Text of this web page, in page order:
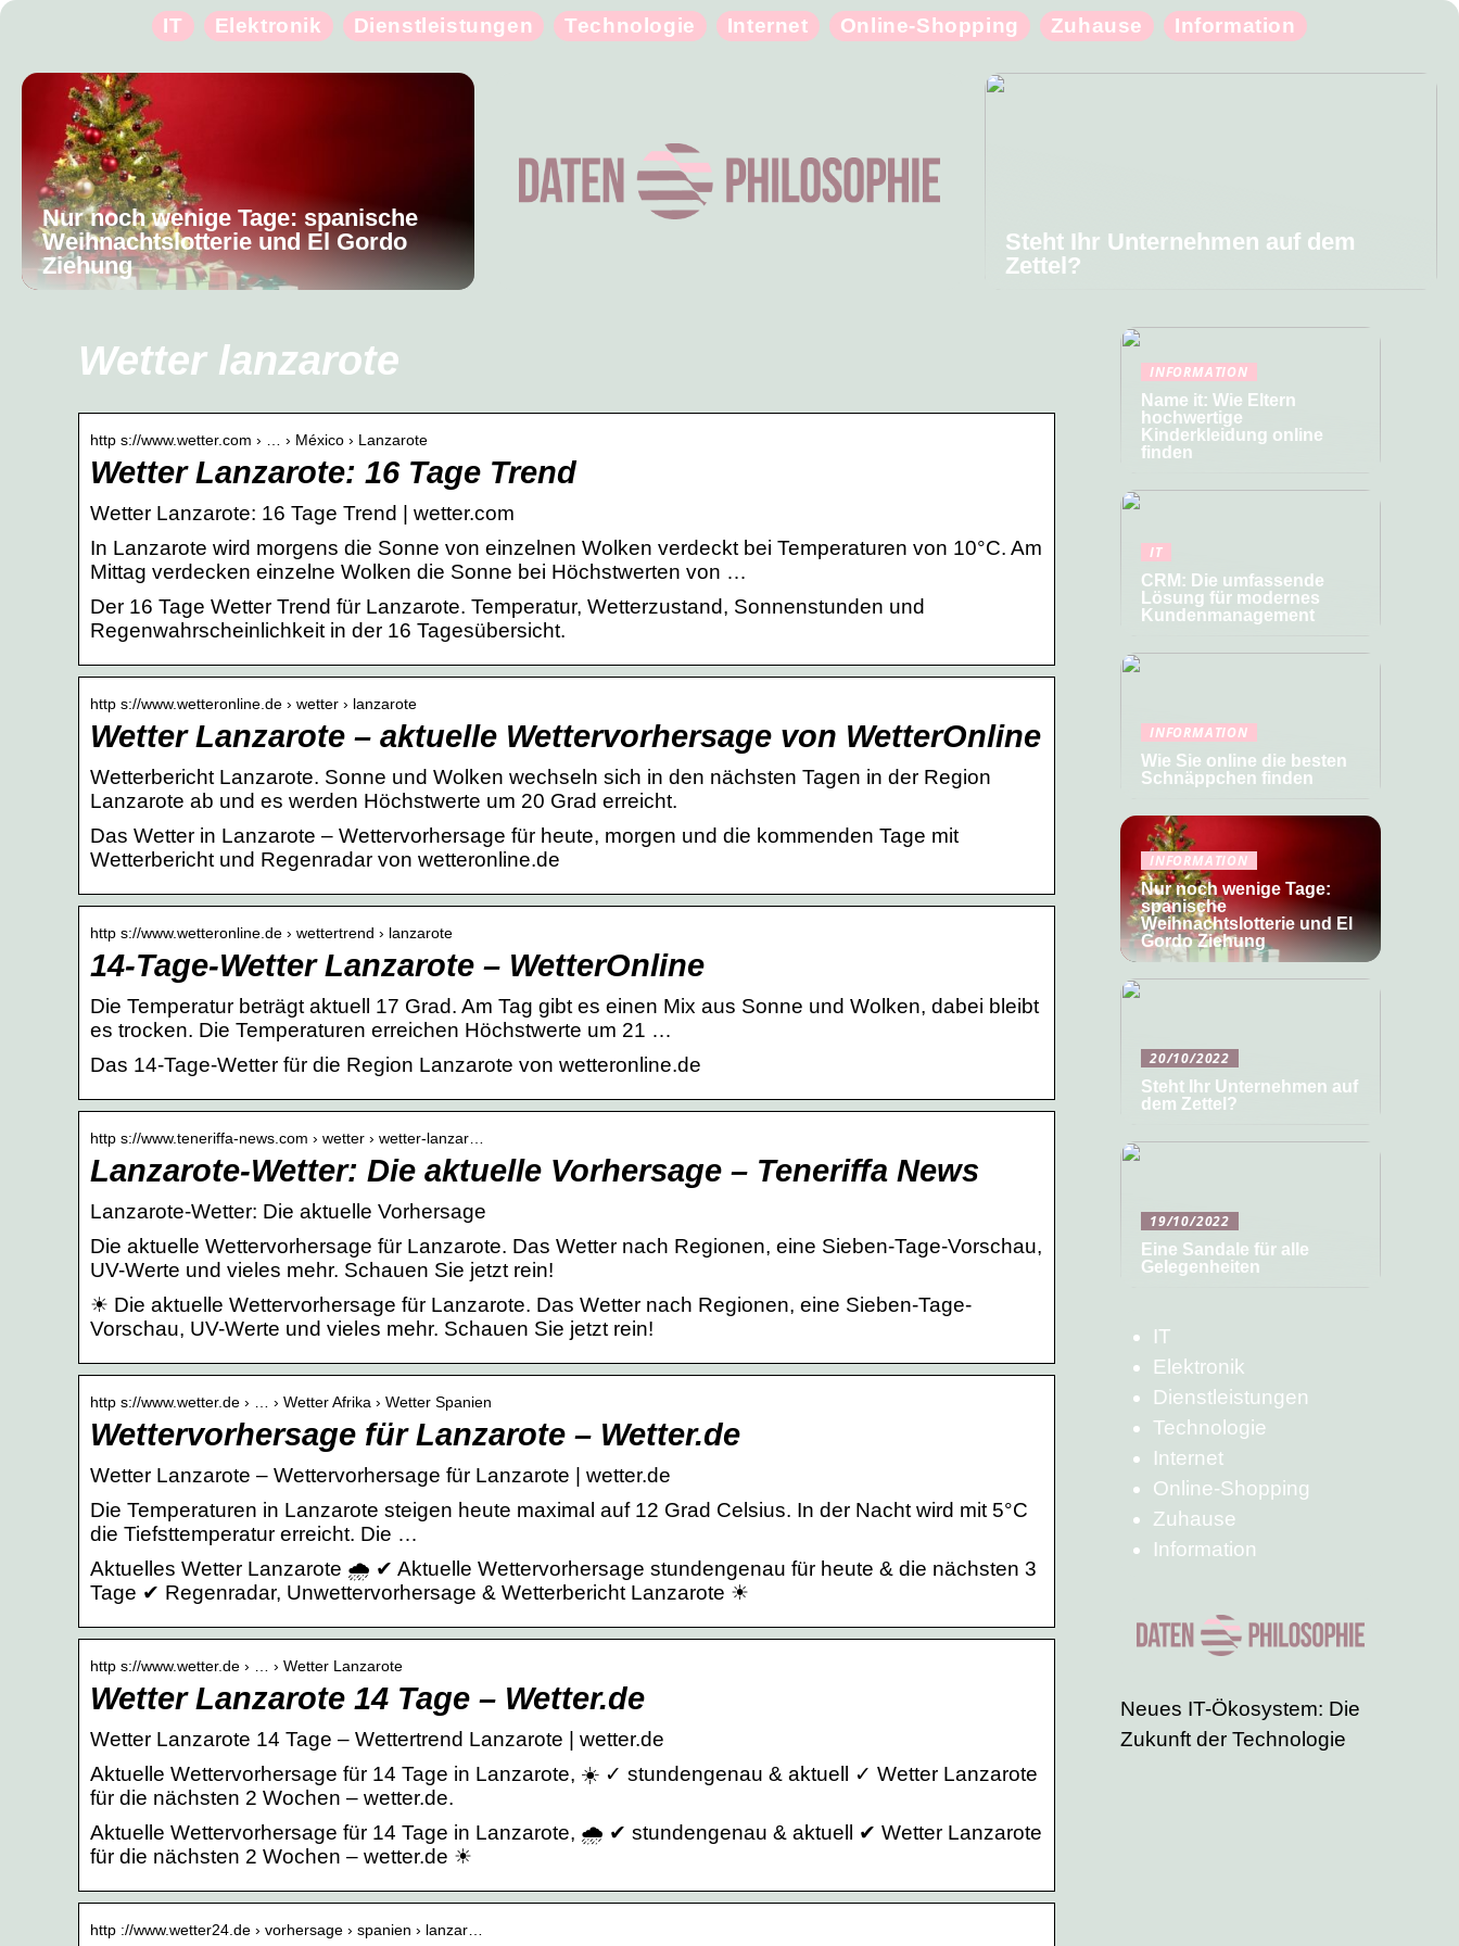
IT Elektronik Dienstleistungen Technologie Internet Online-Shopping Zuhause Information
Nur noch wenige Tage: spanische
Weihnachtslotterie und El Gordo
Ziehung
Steht Ihr Unternehmen auf dem
Zettel?
Wetter lanzarote
http s://www.wetter.com › … › México › Lanzarote
Wetter Lanzarote: 16 Tage Trend
Wetter Lanzarote: 16 Tage Trend | wetter.com
In Lanzarote wird morgens die Sonne von einzelnen Wolken verdeckt bei Temperaturen von 10°C. Am
Mittag verdecken einzelne Wolken die Sonne bei Höchstwerten von …
Der 16 Tage Wetter Trend für Lanzarote. Temperatur, Wetterzustand, Sonnenstunden und
Regenwahrscheinlichkeit in der 16 Tagesübersicht.
http s://www.wetteronline.de › wetter › lanzarote
Wetter Lanzarote – aktuelle Wettervorhersage von WetterOnline
Wetterbericht Lanzarote. Sonne und Wolken wechseln sich in den nächsten Tagen in der Region
Lanzarote ab und es werden Höchstwerte um 20 Grad erreicht.
Das Wetter in Lanzarote – Wettervorhersage für heute, morgen und die kommenden Tage mit
Wetterbericht und Regenradar von wetteronline.de
http s://www.wetteronline.de › wettertrend › lanzarote
14-Tage-Wetter Lanzarote – WetterOnline
Die Temperatur beträgt aktuell 17 Grad. Am Tag gibt es einen Mix aus Sonne und Wolken, dabei bleibt
es trocken. Die Temperaturen erreichen Höchstwerte um 21 …
Das 14-Tage-Wetter für die Region Lanzarote von wetteronline.de
http s://www.teneriffa-news.com › wetter › wetter-lanzar…
Lanzarote-Wetter: Die aktuelle Vorhersage – Teneriffa News
Lanzarote-Wetter: Die aktuelle Vorhersage
Die aktuelle Wettervorhersage für Lanzarote. Das Wetter nach Regionen, eine Sieben-Tage-Vorschau,
UV-Werte und vieles mehr. Schauen Sie jetzt rein!
☀ Die aktuelle Wettervorhersage für Lanzarote. Das Wetter nach Regionen, eine Sieben-Tage-
Vorschau, UV-Werte und vieles mehr. Schauen Sie jetzt rein!
http s://www.wetter.de › … › Wetter Afrika › Wetter Spanien
Wettervorhersage für Lanzarote – Wetter.de
Wetter Lanzarote – Wettervorhersage für Lanzarote | wetter.de
Die Temperaturen in Lanzarote steigen heute maximal auf 12 Grad Celsius. In der Nacht wird mit 5°C
die Tiefsttemperatur erreicht. Die …
Aktuelles Wetter Lanzarote 🌧️ ✔ Aktuelle Wettervorhersage stundengenau für heute & die nächsten 3
Tage ✔ Regenradar, Unwettervorhersage & Wetterbericht Lanzarote ☀
http s://www.wetter.de › … › Wetter Lanzarote
Wetter Lanzarote 14 Tage – Wetter.de
Wetter Lanzarote 14 Tage – Wettertrend Lanzarote | wetter.de
Aktuelle Wettervorhersage für 14 Tage in Lanzarote, ☀️ ✓ stundengenau & aktuell ✓ Wetter Lanzarote
für die nächsten 2 Wochen – wetter.de.
Aktuelle Wettervorhersage für 14 Tage in Lanzarote, 🌧️ ✔ stundengenau & aktuell ✔ Wetter Lanzarote
für die nächsten 2 Wochen – wetter.de ☀
http ://www.wetter24.de › vorhersage › spanien › lanzar…
INFORMATION
Name it: Wie Eltern
hochwertige
Kinderkleidung online
finden
IT
CRM: Die umfassende
Lösung für modernes
Kundenmanagement
INFORMATION
Wie Sie online die besten
Schnäppchen finden
INFORMATION
Nur noch wenige Tage:
spanische
Weihnachtslotterie und El
Gordo Ziehung
20/10/2022
Steht Ihr Unternehmen auf
dem Zettel?
19/10/2022
Eine Sandale für alle
Gelegenheiten
IT
Elektronik
Dienstleistungen
Technologie
Internet
Online-Shopping
Zuhause
Information
Neues IT-Ökosystem: Die
Zukunft der Technologie